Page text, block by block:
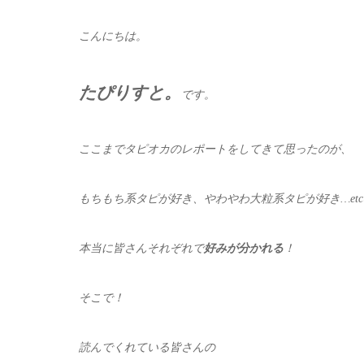
こんにちは。
たぴりすと。 です。
ここまでタピオカのレポートをしてきて思ったのが、
もちもち系タピが好き、やわやわ大粒系タピが好き
本当に皆さんそれぞれで好みが分かれる ！
そこで！
読んでくれている皆さんの